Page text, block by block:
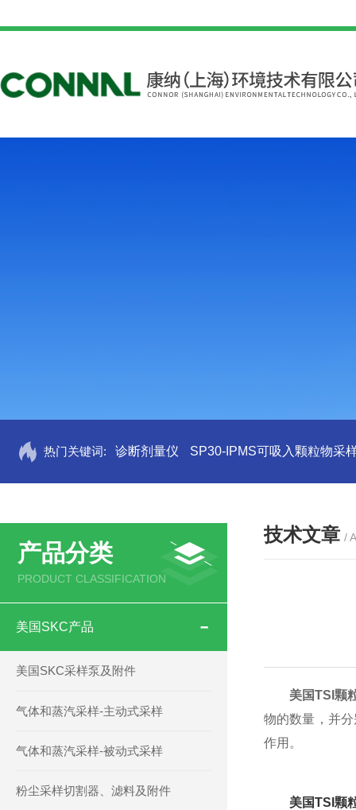
热门关键词: 诊断剂量仪 SP30-IPMS可吸入颗粒物采
产品分类
PRODUCT CLASSIFICATION
美国SKC产品
美国SKC采样泵及附件
气体和蒸汽采样-主动式采样
气体和蒸汽采样-被动式采样
粉尘采样切割器、滤料及附件
技术文章 /
美国TSI颗
物的数量，并
作用。
美国TSI颗